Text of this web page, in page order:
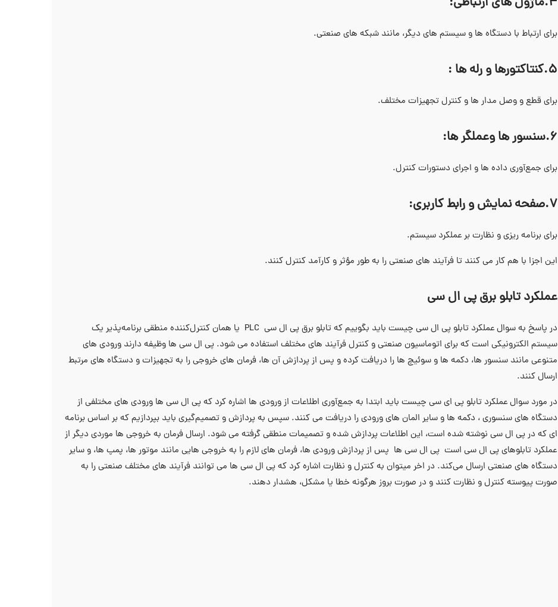
برای ارتباط با دستگاه‌ ها و سیستم‌ های دیگر، مانند شبکه‌ های صنعتی.
5.کنتاکتورها و رله‌ ها :
برای قطع و وصل مدار ها و کنترل تجهیزات مختلف.
6.سنسور ها وعملگر ها :
برای جمع‌آوری داده‌ ها و اجرای دستورات کنترل.
7.صفحه نمایش و رابط کاربری :
برای برنامه‌ ریزی و نظارت بر عملکرد سیستم.
این اجزا با هم کار می ‌کنند تا فرآیند های صنعتی را به ‌طور مؤثر و کارآمد کنترل کنند.
عملکرد تابلو برق پی ال سی
در پاسخ به سوال عملکرد تابلو پی ال سی چیست باید بگوییم که تابلو برق پی ال سی PLC یا همان کنترل‌کننده منطقی برنامه‌پذیر یک
سیستم الکترونیکی است که برای اتوماسیون صنعتی و کنترل فرآیند های مختلف استفاده می‌ شود. پی ال سی‌ ها وظیفه دارند ورودی‌ های
متنوعی مانند سنسور ها، دکمه‌ ها و سوئیچ ‌ها را دریافت کرده و پس از پردازش آن‌ ها، فرمان‌ های خروجی را به تجهیزات و دستگاه‌ های مرتبط
ارسال کنند.
در مورد سوال عملکرد تابلو پی ای سی چیست باید ابتدا به جمع‌آوری اطلاعات از ورودی‌ ها اشاره کرد که پی ال سی‌ ها ورودی‌ های مختلفی از
دستگاه‌ های سنسوری ، دکمه‌ ها و سایر المان‌ های ورودی را دریافت می‌ کنند. سپس به پردازش و تصمیم‌گیری باید بپردازیم که بر اساس برنامه
‌ای که در پی ال سی نوشته شده است، این اطلاعات پردازش شده و تصمیمات منطقی گرفته می‌ شود. ارسال فرمان به خروجی‌ ها موردی دیگر از
عملکرد تابلوهای پی ال سی است پی ال سی ها پس از پردازش ورودی‌ ها، فرمان‌ های لازم را به خروجی ‌هایی مانند موتور ها، پمپ ‌ها، و سایر
دستگاه ‌های صنعتی ارسال می‌کند. در اخر میتوان به کنترل و نظارت اشاره کرد که پی ال سی‌ ها می ‌توانند فرآیند های مختلف صنعتی را به
صورت پیوسته کنترل و نظارت کنند و در صورت بروز هرگونه خطا یا مشکل، هشدار دهند.